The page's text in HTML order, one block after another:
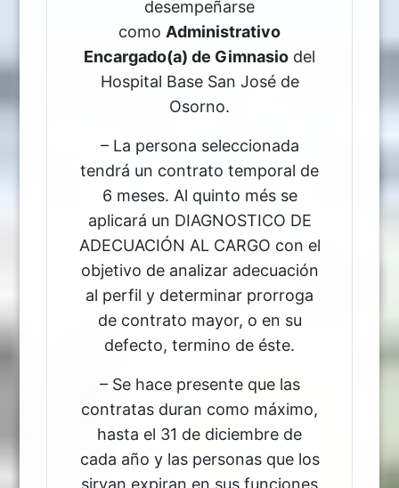
desempeñarse
como Administrativo
Encargado(a) de Gimnasio del
Hospital Base San José de
Osorno.
– La persona seleccionada
tendrá un contrato temporal de
6 meses. Al quinto més se
aplicará un DIAGNOSTICO DE
ADECUACIÓN AL CARGO con el
objetivo de analizar adecuación
al perfil y determinar prorroga
de contrato mayor, o en su
defecto, termino de éste.
– Se hace presente que las
contratas duran como máximo,
hasta el 31 de diciembre de
cada año y las personas que los
sirvan expiran en sus funciones